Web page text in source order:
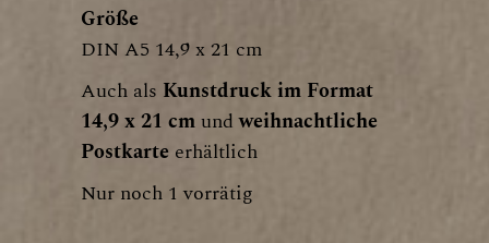
Größe
DIN A5 14,9 x 21 cm
Auch als Kunstdruck im Format
14,9 x 21 cmundweihnachtliche
Postkarte erhältlich
Nur noch 1 vorrätig